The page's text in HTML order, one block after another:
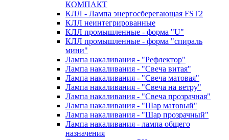
КОМПАКТ
КЛЛ - Лампа энергосберегающая FSТ2
КЛЛ неинтегрированные
КЛЛ промышленные - форма "U"
КЛЛ промышленные - форма "спираль
мини"
Лампа накаливания - "Рефлектор"
Лампа накаливания - "Свеча витая"
Лампа накаливания - "Свеча матовая"
Лампа накаливания - "Свеча на ветру"
Лампа накаливания - "Свеча прозрачная"
Лампа накаливания - "Шар матовый"
Лампа накаливания - "Шар прозрачный"
Лампа накаливания - лампа общего
назначения